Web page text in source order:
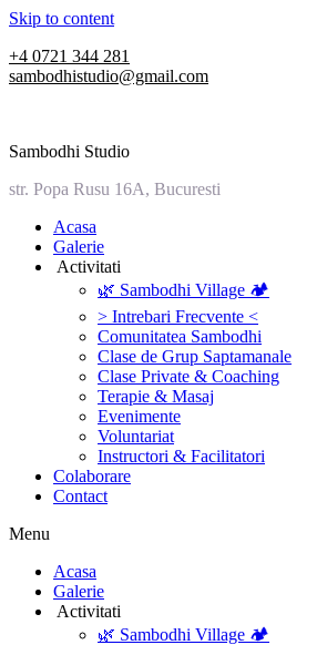
Skip to content
+4 0721 344 281
sambodhistudio@gmail.com
Sambodhi Studio
str. Popa Rusu 16A, Bucuresti
‎Acasa
Galerie
‎ ‎Activitati‎
🌿 Sambodhi Village 🏕️
> Intrebari Frecvente <
Comunitatea Sambodhi
Clase de Grup Saptamanale
Clase Private & Coaching
Terapie & Masaj
‎Evenimente
Voluntariat
‏‏‎Instructori & Facilitatori
Colaborare
Contact
Menu
‎Acasa
Galerie
‎ ‎Activitati‎
🌿 Sambodhi Village 🏕️